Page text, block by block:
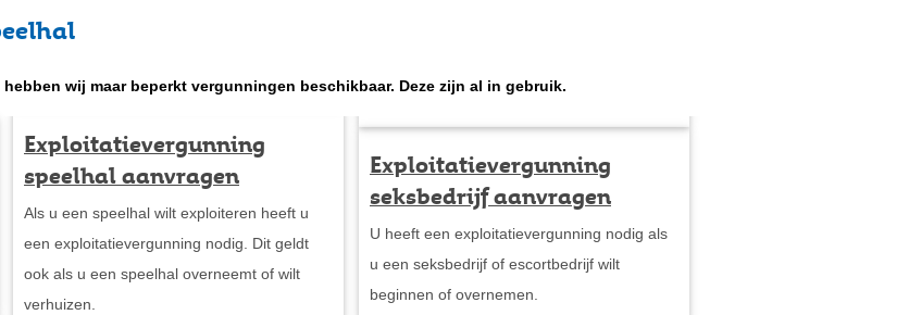
wij maar beperkt vergunningen beschikbaar. Deze zijn al in gebruik.
Exploitatievergunning
speelhal aanvragen
Als u een speelhal wilt exploiteren heeft u
een exploitatievergunning nodig. Dit geldt
ook als u een speelhal overneemt of wilt
verhuizen.
Exploitatievergunning
seksbedrijf aanvragen
U heeft een exploitatievergunning nodig als
u een seksbedrijf of escortbedrijf wilt
beginnen of overnemen.